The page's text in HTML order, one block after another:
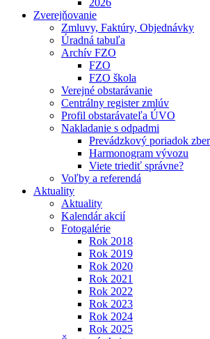
2026
Zverejňovanie
Zmluvy, Faktúry, Objednávky
Úradná tabuľa
Archív FZO
FZO
FZO škola
Verejné obstarávanie
Centrálny register zmlúv
Profil obstarávateľa ÚVO
Nakladanie s odpadmi
Prevádzkový poriadok
Harmonogram vývozu
Viete triediť správne?
Voľby a referendá
Aktuality
Aktuality
Kalendár akcií
Fotogalérie
Rok 2018
Rok 2019
Rok 2020
Rok 2021
Rok 2022
Rok 2023
Rok 2024
Rok 2025